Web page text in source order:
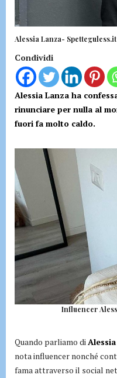
Alessia Lanza- Spetteguless.it
Condividi
Alessia Lanza ha
rinunciare per nulla al
fuori fa molto caldo.
Influencer
Quando parliamo di
nota influencer nonché
fama attraverso il social